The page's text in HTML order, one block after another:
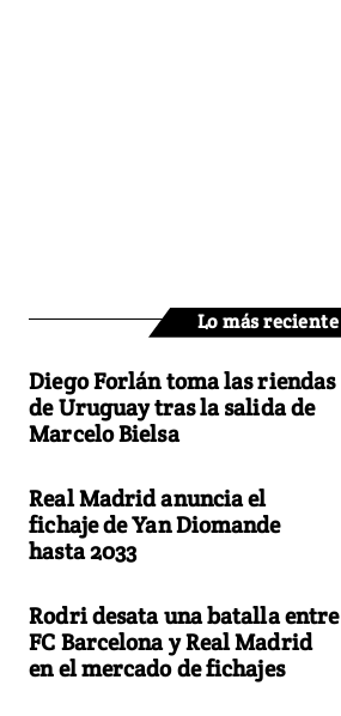
Lo más reciente
Diego Forlán toma las riendas
de Uruguay tras la salida de
Marcelo Bielsa
Real Madrid anuncia el
fichaje de Yan Diomande
hasta 2033
Rodri desata una batalla entre
FC Barcelona y Real Madrid
en el mercado de fichajes